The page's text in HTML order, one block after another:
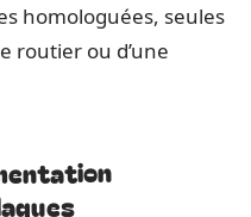
homologuées, seules
routier ou d’une